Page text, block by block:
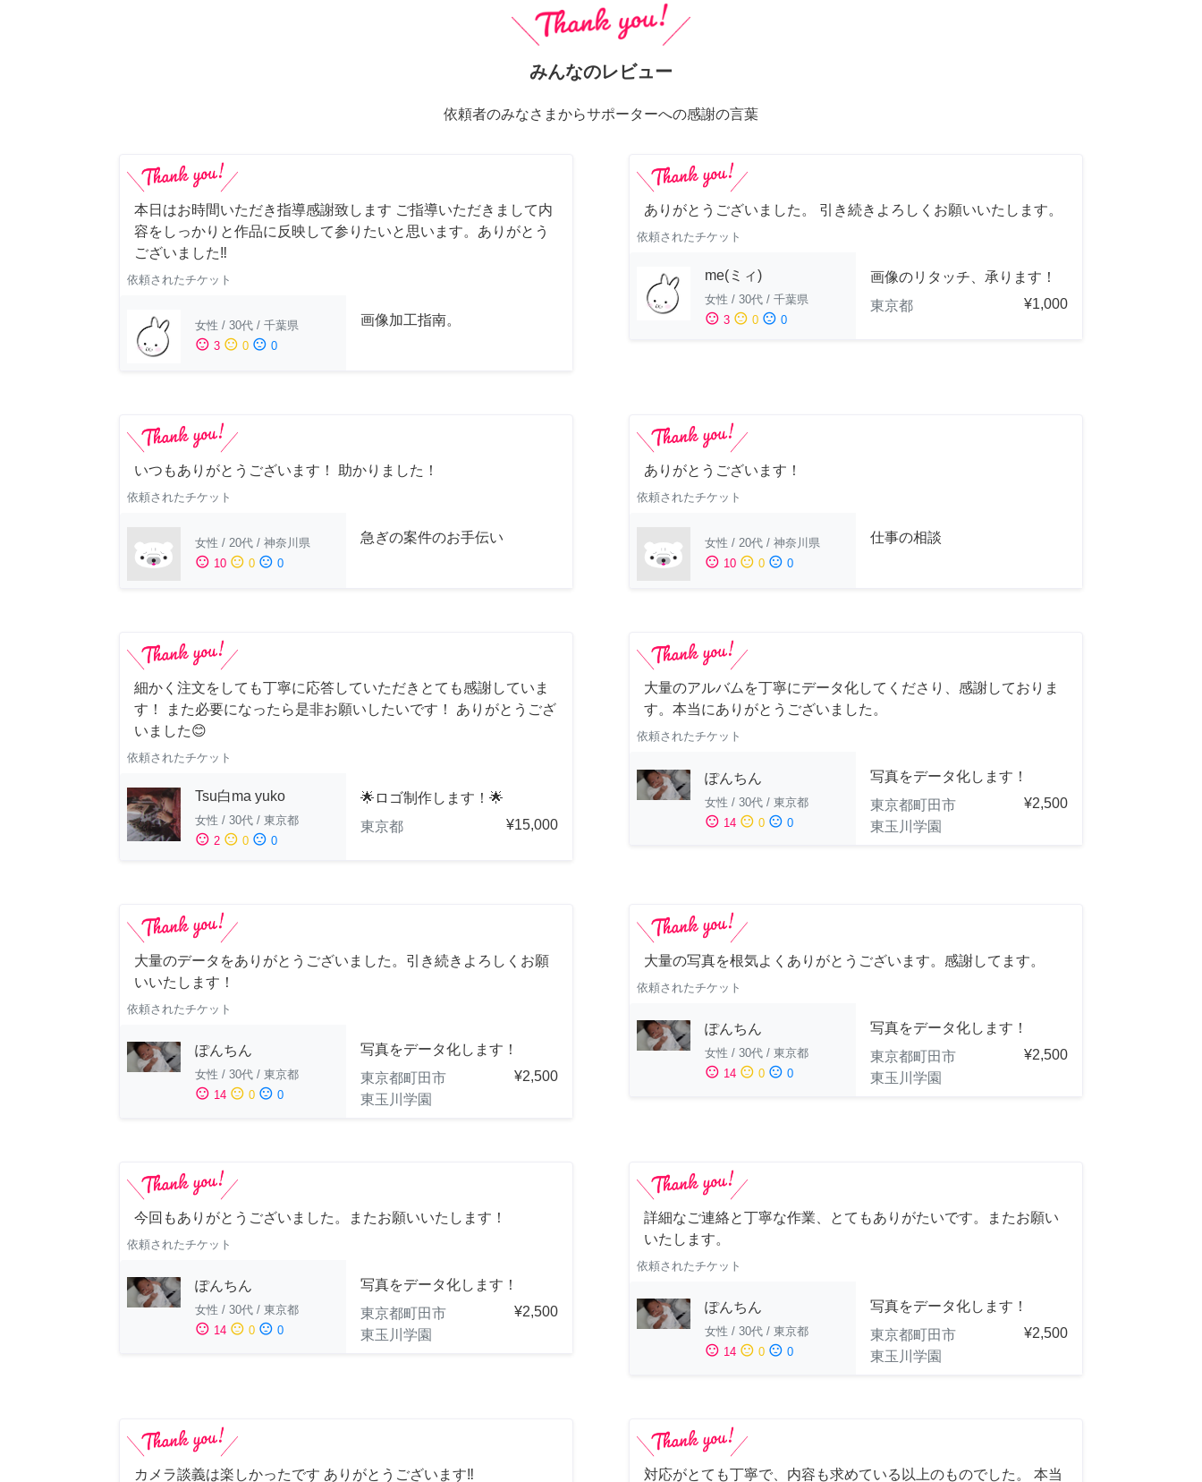
みんなのレビュー
依頼者のみなさまからサポーターへの感謝の言葉
本日はお時間いただき指導感謝致します ご指導いただきまして内
容をしっかりと作品に反映して参りたいと思います。ありがとう
ございました‼️
依頼されたチケット
女性 / 30代 / 千葉県
sentiment_satisfied 3 sentiment_neutral 0 sentiment_dissatisfied 0
画像加工指南。
ありがとうございました。 引き続きよろしくお願いいたします。
依頼されたチケット
me(ミィ)
女性 / 30代 / 千葉県
sentiment_satisfied 3 sentiment_neutral 0 sentiment_dissatisfied 0
画像のリタッチ、承ります！
東京都
¥1,000
いつもありがとうございます！ 助かりました！
依頼されたチケット
女性 / 20代 / 神奈川県
sentiment_satisfied 10 sentiment_neutral 0 sentiment_dissatisfied 0
急ぎの案件のお手伝い
ありがとうございます！
依頼されたチケット
女性 / 20代 / 神奈川県
sentiment_satisfied 10 sentiment_neutral 0 sentiment_dissatisfied 0
仕事の相談
細かく注文をしても丁寧に応答していただきとても感謝していま
す！ また必要になったら是非お願いしたいです！ ありがとうござ
いました😊
依頼されたチケット
Tsu白ma yuko
女性 / 30代 / 東京都
sentiment_satisfied 2 sentiment_neutral 0 sentiment_dissatisfied 0
🌟ロゴ制作します！🌟
東京都
¥15,000
大量のアルバムを丁寧にデータ化してくださり、感謝しておりま
す。本当にありがとうございました。
依頼されたチケット
ぽんちん
女性 / 30代 / 東京都
sentiment_satisfied 14 sentiment_neutral 0 sentiment_dissatisfied 0
写真をデータ化します！
東京都町田市
東玉川学園
¥2,500
大量のデータをありがとうございました。引き続きよろしくお願
いいたします！
依頼されたチケット
ぽんちん
女性 / 30代 / 東京都
sentiment_satisfied 14 sentiment_neutral 0 sentiment_dissatisfied 0
写真をデータ化します！
東京都町田市
東玉川学園
¥2,500
大量の写真を根気よくありがとうございます。感謝してます。
依頼されたチケット
ぽんちん
女性 / 30代 / 東京都
sentiment_satisfied 14 sentiment_neutral 0 sentiment_dissatisfied 0
写真をデータ化します！
東京都町田市
東玉川学園
¥2,500
今回もありがとうございました。またお願いいたします！
依頼されたチケット
ぽんちん
女性 / 30代 / 東京都
sentiment_satisfied 14 sentiment_neutral 0 sentiment_dissatisfied 0
写真をデータ化します！
東京都町田市
東玉川学園
¥2,500
詳細なご連絡と丁寧な作業、とてもありがたいです。またお願い
いたします。
依頼されたチケット
ぽんちん
女性 / 30代 / 東京都
sentiment_satisfied 14 sentiment_neutral 0 sentiment_dissatisfied 0
写真をデータ化します！
東京都町田市
東玉川学園
¥2,500
カメラ談義は楽しかったです ありがとうございます‼️ 対応がとても丁寧で、内容も求めている以上のものでした。 本当